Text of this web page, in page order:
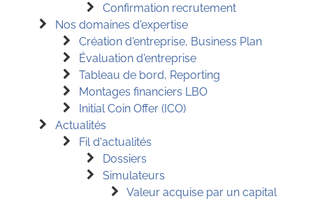
Confirmation recrutement
Nos domaines d'expertise
Création d'entreprise, Business Plan
Évaluation d'entreprise
Tableau de bord, Reporting
Montages financiers LBO
Initial Coin Offer (ICO)
Actualités
Fil d'actualités
Dossiers
Simulateurs
Valeur acquise par un capital